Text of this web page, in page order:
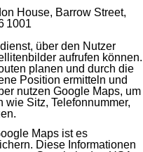
House, Barrow Street,
1001
über den Nutzer
aufrufen können.
planen und durch die
Position ermitteln und
nutzen Google Maps, um
wie Sitz, Telefonnummer,
Maps ist es
Diese Informationen